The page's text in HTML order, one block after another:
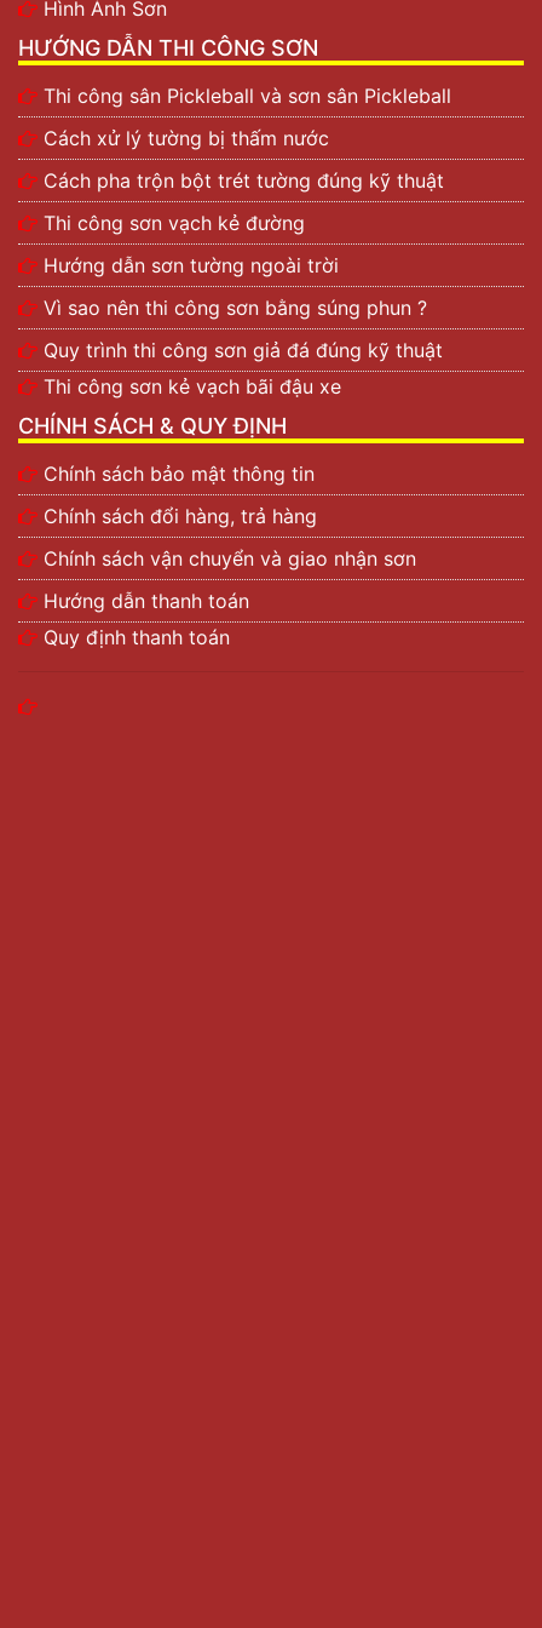
Ngoài ra, những vật dụng làm bằng sắt thép, kim loại
muốn bền lâu. Bạn cần sử dụng loại sơn dầu để bảo vệ
chống rỉ sét, bong tróc. Đồng thời, sơn phủ cũng có
thể được làm mới sản phẩm trở nên đẹp như ban đầu.
Song song đó,sơncũng được các họa sĩ dùng để sáng
tạo nghệ thuật. Sản phẩm chính là nguyên liệu chính
tạo nên các bức tranh đẹp và có giá trị.
Tóm lại, sơn dầu chính là một lớp bảo vệ, lớp trang trí
các sản phẩm từ gỗ và kim loại. Biến những sản phẩm
từ cũ kỹ, hư hỏng, xấu xí thành sinh động hơn, màu sắc
hơn và bền hơn. Đặc biệt, sản phẩm rất tiết kiệm chi
phí và tăng tuổi thọ rất tốt cho gỗ và kim loại.
Đặc điểm của sơn dầu
nổi tiếng. Mỗi một hãng sơn đều có những tính năng
và công dụng khác nhau. Dưới đây là 1 số đặc điểm
chung của cácsản phẩm sơn dầu.
Sản phẩm có độ bóng cao, bám dịch tốt, chống
thấm nước tối đa, chống rỉ, ăn mòn cho kim loại
và gỗ rất tốt.
Hình Ảnh Sơn
HƯỚNG DẪN THI CÔNG SƠN
Thi công sân Pickleball và sơn sân Pickleball
Cách xử lý tường bị thấm nước
Cách pha trộn bột trét tường đúng kỹ thuật
Thi công sơn vạch kẻ đường
Hướng dẫn sơn tường ngoài trời
Vì sao nên thi công sơn bằng súng phun ?
Quy trình thi công sơn giả đá đúng kỹ thuật
Thi công sơn kẻ vạch bãi đậu xe
CHÍNH SÁCH & QUY ĐỊNH
Chính sách bảo mật thông tin
Chính sách đổi hàng, trả hàng
Chính sách vận chuyển và giao nhận sơn
Hướng dẫn thanh toán
Quy định thanh toán